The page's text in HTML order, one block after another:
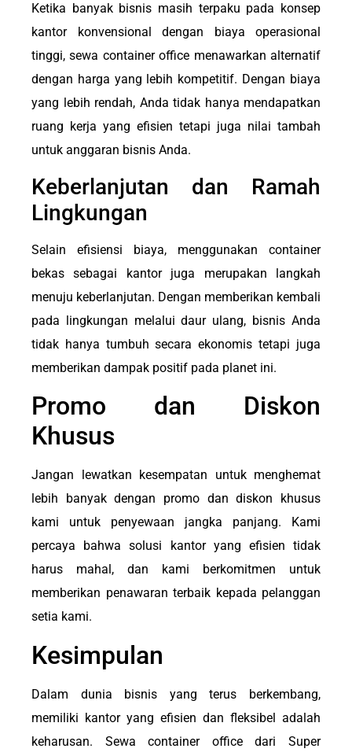
Ketika banyak bisnis masih terpaku pada konsep
kantor konvensional dengan biaya operasional
tinggi, sewa container office menawarkan alternatif
dengan harga yang lebih kompetitif. Dengan biaya
yang lebih rendah, Anda tidak hanya mendapatkan
ruang kerja yang efisien tetapi juga nilai tambah
untuk anggaran bisnis Anda.
Keberlanjutan dan Ramah
Lingkungan
Selain efisiensi biaya, menggunakan container
bekas sebagai kantor juga merupakan langkah
menuju keberlanjutan. Dengan memberikan kembali
pada lingkungan melalui daur ulang, bisnis Anda
tidak hanya tumbuh secara ekonomis tetapi juga
memberikan dampak positif pada planet ini.
Promo dan Diskon
Khusus
Jangan lewatkan kesempatan untuk menghemat
lebih banyak dengan promo dan diskon khusus
kami untuk penyewaan jangka panjang. Kami
percaya bahwa solusi kantor yang efisien tidak
harus mahal, dan kami berkomitmen untuk
memberikan penawaran terbaik kepada pelanggan
setia kami.
Kesimpulan
Dalam dunia bisnis yang terus berkembang,
memiliki kantor yang efisien dan fleksibel adalah
keharusan. Sewa container office dari Super